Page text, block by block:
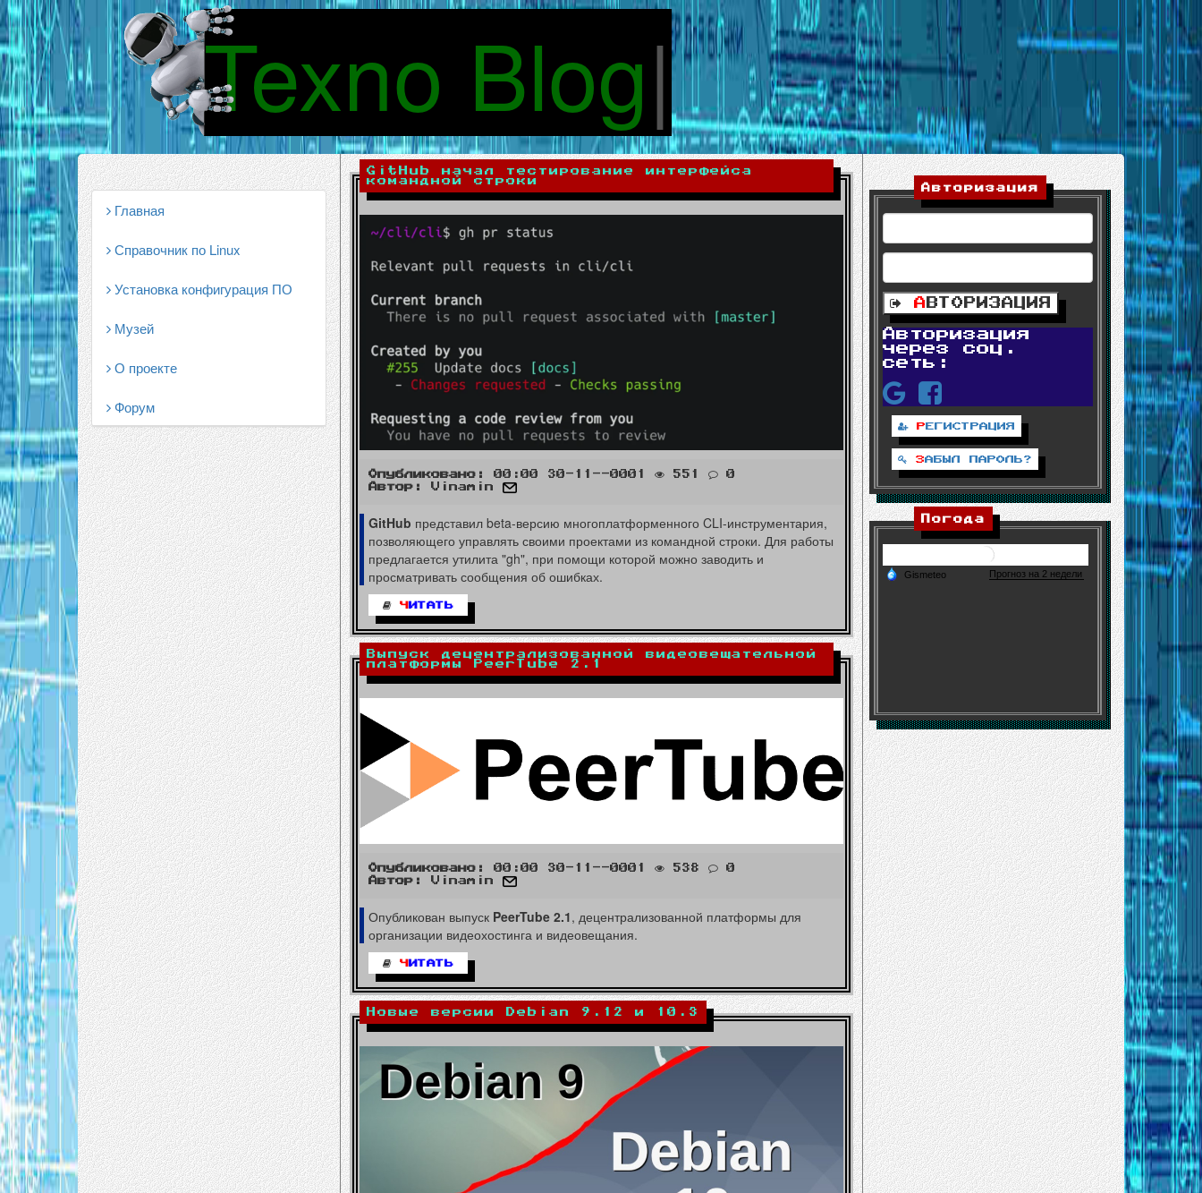
Texno Blog|
Главная
Справочник по Linux
Установка конфигурация ПО
Музей
О проекте
Форум
GitHub начал тестирование интерфейса
командной строки
Опубликовано: 00:00 30-11--0001 551
0
Автор:
Vinamin
GitHub представил beta-версию многоплатформенного CLI-инструментария,
позволяющего управлять своими проектами из командной строки. Для работы
предлагается утилита "gh", при помощи которой можно заводить и
просматривать сообщения об ошибках.
Ч ИТАТЬ
Выпуск децентрализованной видеовещательной
платформы PeerTube 2.1
Опубликовано: 00:00 30-11--0001 538
0
Автор:
Vinamin
Опубликован выпуск PeerTube 2.1, децентрализованной платформы для
организации видеохостинга и видеовещания.
Ч ИТАТЬ
Новые версии Debian 9.12 и 10.3
Авторизация
А ВТОРИЗАЦИЯ
Авторизация
через соц.
сеть:
Р ЕГИСТРАЦИЯ
ЗАБЫЛ ПАРОЛЬ?
Погода